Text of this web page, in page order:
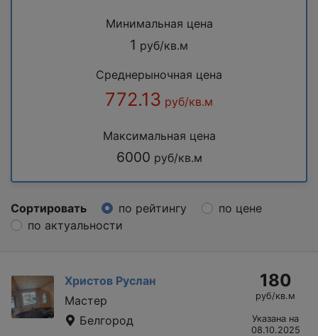
Минимальная цена
1 руб/кв.м
Среднерыночная цена
772.13 руб/кв.м
Максимальная цена
6000 руб/кв.м
Сортировать по рейтингу
по цене
по актуальности
Христов Руслан
Мастер
Белгород
180
руб/кв.м
Указана на
08.10.2025